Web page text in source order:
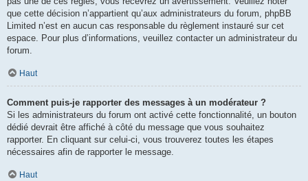
que cette décision n’appartient qu’aux administrateurs du forum, phpBB
Limited n’est en aucun cas responsable du règlement instauré sur cet
espace. Pour plus d’informations, veuillez contacter un administrateur du
forum.
Haut
Comment puis-je rapporter des messages à un modérateur ?
Si les administrateurs du forum ont activé cette fonctionnalité, un bouton
dédié devrait être affiché à côté du message que vous souhaitez
rapporter. En cliquant sur celui-ci, vous trouverez toutes les étapes
nécessaires afin de rapporter le message.
Haut